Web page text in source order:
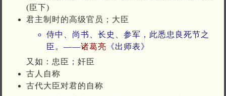
(臣下)
君主制时的高级官员；大臣
侍中、尚书、长史、参军，此悉忠良死节之
臣。——诸葛亮 《出师表》
又如：忠臣；奸臣
古人自称
古代大臣对君的自称